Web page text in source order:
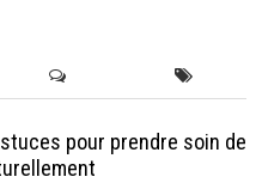
pour prendre soin de